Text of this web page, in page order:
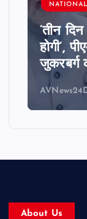
NATIONAL
‘तीन दिन
होगी’,
जुकरबर्ग
About Us